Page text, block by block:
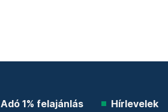
Adó 1% felajánlás Hírlevelek